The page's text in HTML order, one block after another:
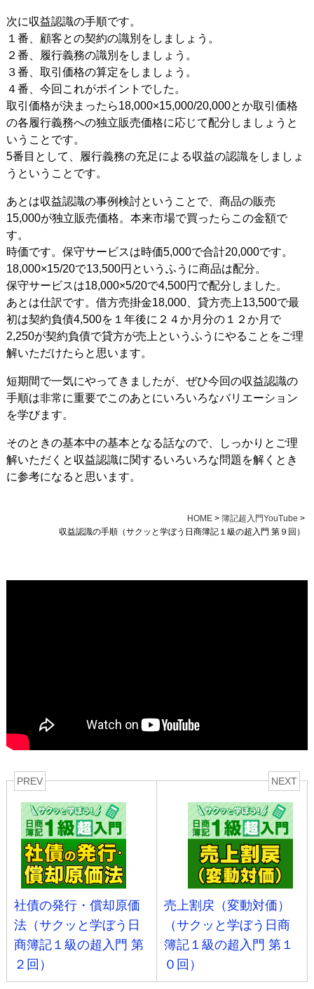
次に収益認識の手順です。
１番、顧客との契約の識別をしましょう。
２番、履行義務の識別をしましょう。
３番、取引価格の算定をしましょう。
４番、今回これがポイントでした。
取引価格が決まったら18,000×15,000/20,000とか取引価格
の各履行義務への独立販売価格に応じて配分しましょうと
いうことです。
5番目として、履行義務の充足による収益の認識をしましょ
うということです。
あとは収益認識の事例検討ということで、商品の販売
15,000が独立販売価格。本来市場で買ったらこの金額で
す。
時価です。保守サービスは時価5,000で合計20,000です。
18,000×15/20で13,500円というふうに商品は配分。
保守サービスは18,000×5/20で4,500円で配分しました。
あとは仕訳です。借方売掛金18,000、貸方売上13,500で最
初は契約負債4,500を１年後に２４か月分の１２か月で
2,250が契約負債で貸方が売上というふうにやることをご理
解いただけたらと思います。
短期間で一気にやってきましたが、ぜひ今回の収益認識の
手順は非常に重要でこのあとにいろいろなバリエーション
を学びます。
そのときの基本中の基本となる話なので、しっかりとご理
解いただくと収益認識に関するいろいろな問題を解くとき
に参考になると思います。
HOME> 簿記超入門YouTube >
収益認識の手順（サクッと学ぼう日商簿記１級の超入門 第９回）
PREV
社債の発行・償却原価
法（サクッと学ぼう日
商簿記１級の超入門 第
２回）
NEXT
売上割戻（変動対価）
（サクッと学ぼう日商
簿記１級の超入門 第１
０回）